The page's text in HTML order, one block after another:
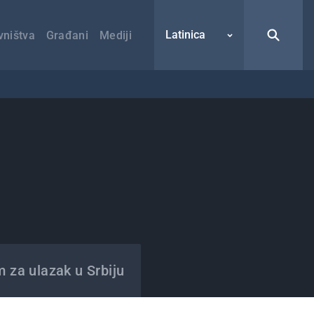
Građani Mediji Latinica
za ulazak u Srbiju